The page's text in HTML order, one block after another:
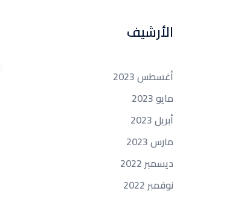
الأرشيف
أغسطس 2023
مايو 2023
أبريل 2023
مارس 2023
ديسمبر 2022
نوفمبر 2022